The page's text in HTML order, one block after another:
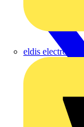
eldis electro